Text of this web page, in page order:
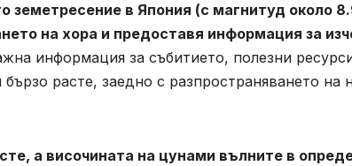
земетресение в Япония (с магнитуд около
на хора и предоставя информация за
информация за събитието, полезни
расте, заедно с разпространяването на
а височината на цунами вълните в